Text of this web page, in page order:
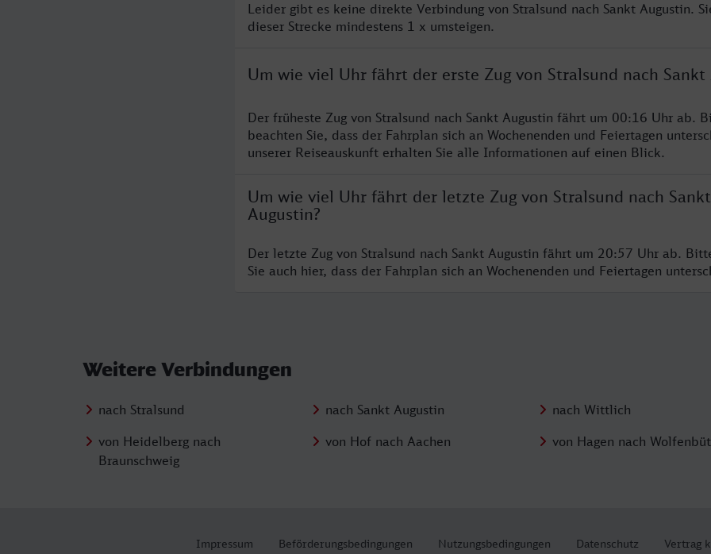
Leider gibt es keine direkte Verbindung von Stralsund nach Sankt Augustin.
dieser Strecke mindestens 1 x umsteigen.
Um wie viel Uhr fährt der erste Zug von Stralsund nach Sankt
Der früheste Zug von Stralsund nach Sankt Augustin fährt um 00:16 Uhr ab.
beachten Sie, dass der Fahrplan sich an Wochenenden und Feiertagen
unserer Reiseauskunft erhalten Sie alle Informationen auf einen Blick.
Um wie viel Uhr fährt der letzte Zug von Stralsund nach Sankt
Augustin?
Der letzte Zug von Stralsund nach Sankt Augustin fährt um 20:57 Uhr ab.
Sie auch hier, dass der Fahrplan sich an Wochenenden und Feiertagen
Weitere Verbindungen
nach Stralsund nach Sankt Augustin nach Wittlich
von Heidelberg nach
Braunschweig
von Hof nach Aachen von Hagen nach
Impressum Beförderungsbedingungen Nutzungsbedingungen Datenschutz Vertrag